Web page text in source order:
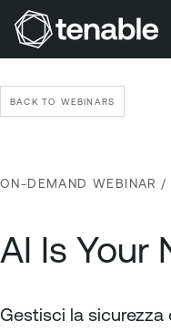
Vai a Contenuto principale
BACK TO WEBINARS
ON-DEMAND WEBINAR /
AI Is Your
Gestisci la